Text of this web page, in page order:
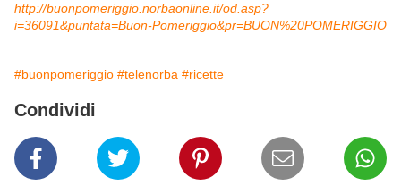
http://buonpomeriggio.norbaonline.it/od.asp?
i=36091&puntata=Buon-Pomeriggio&pr=BUON%20POMERIGGIO
#buonpomeriggio #telenorba #ricette
Condividi